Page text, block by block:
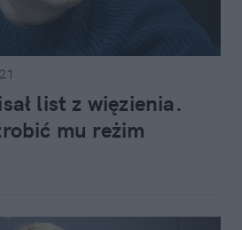
list z więzienia.
mu reżim